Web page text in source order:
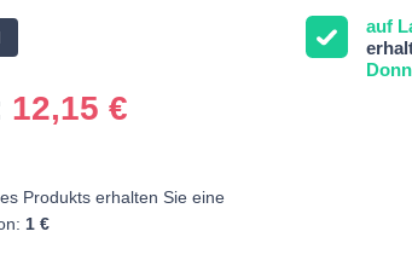
auf
12,15 €
Produkts erhalten Sie eine
1 €